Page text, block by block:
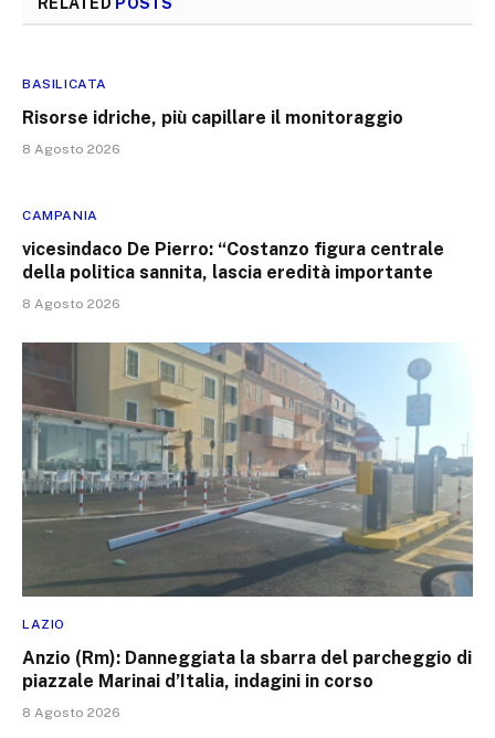
BASILICATA
Risorse idriche, più capillare il monitoraggio
8 Agosto 2026
CAMPANIA
vicesindaco De Pierro: “Costanzo figura centrale
della politica sannita, lascia eredità importante
8 Agosto 2026
LAZIO
Anzio (Rm): Danneggiata la sbarra del parcheggio di
piazzale Marinai d’Italia, indagini in corso
8 Agosto 2026